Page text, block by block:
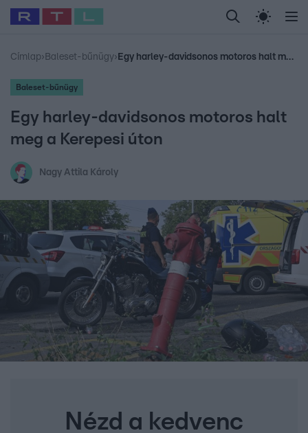
Legfrissebb RTL Híradó Randi Celeb vagyok,
Babits Marcella Most Wanted Gallusz
Címlap› Baleset-bűnügy› Egy harley-davidsonos motoros halt meg a Kerepesi úton
Baleset-bűnügy
Egy harley-davidsonos motoros halt
meg a Kerepesi úton
Nagy Attila Károly
Nézd a kedvenc